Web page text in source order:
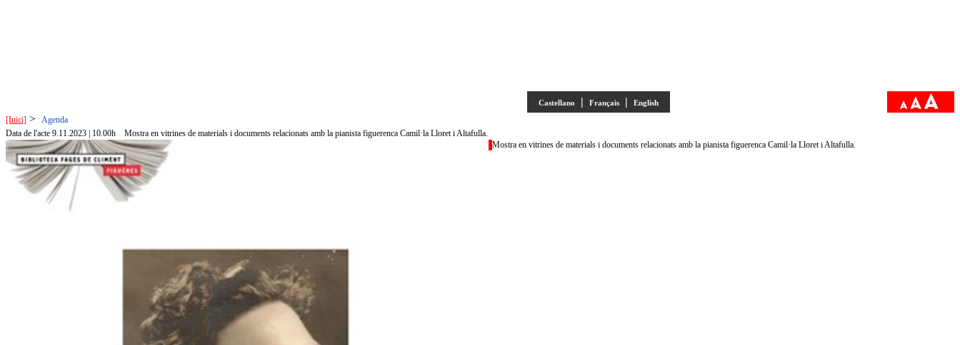
Castellano | Français | English
[Inici] > Agenda
Data de l'acte 9.11.2023 | 10.00h
Mostra en vitrines de materials i documents relacionats amb la pianista figuerenca Camil·la Lloret i Altafulla.
Mostra en vitrines de materials i documents relacionats amb la pianista figuerenca Camil·la Lloret i Altafulla.